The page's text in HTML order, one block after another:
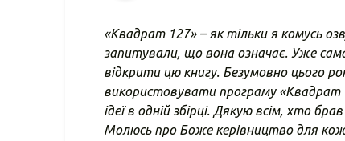
«Квадрат 127» – як тільки я комусь
запитували, що вона означає. Уже
відкрити цю книгу. Безумовно цього
використовувати програму
ідеї в одній збірці. Дякую всім, хто
Молюсь про Боже керівництво для